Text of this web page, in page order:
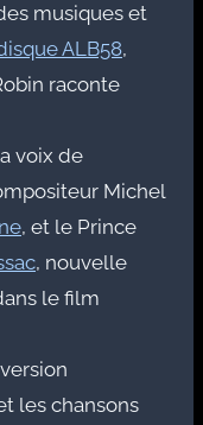
musiques et
ALB58,
raconte
voix de
Michel
, et le Prince
, nouvelle
le film
les chansons